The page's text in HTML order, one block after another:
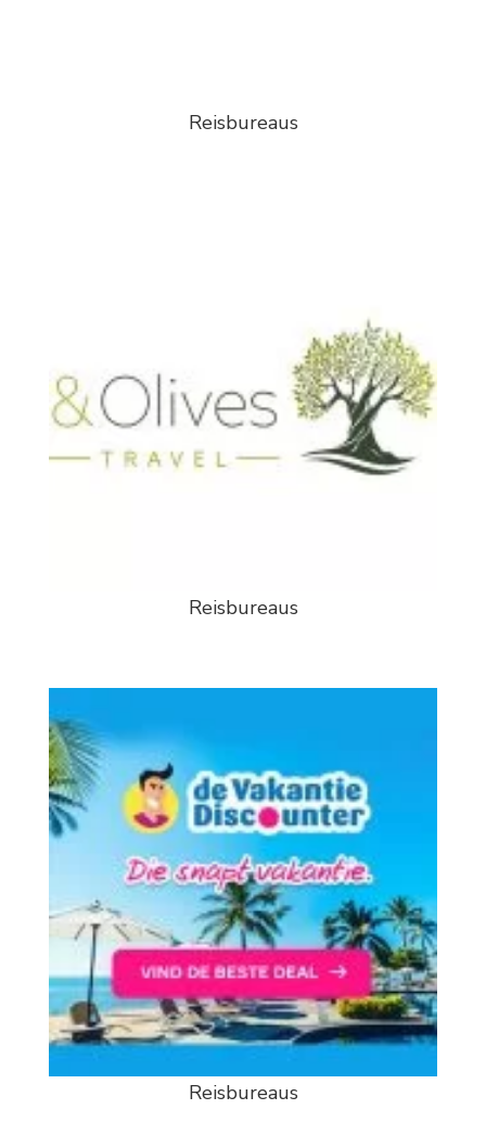
Reisbureaus
Reisbureaus
Reisbureaus